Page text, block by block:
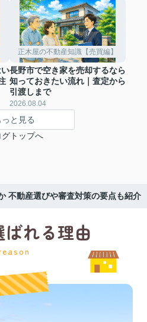
正木屋の不動産知識【売買編】
長野市で空き家を売却するなら
知っておきたい流れ｜査定から
引渡しまで
2026.08.04
っと見る
グトップへ
不動産選びや審査対策の要点も紹介
れる理由